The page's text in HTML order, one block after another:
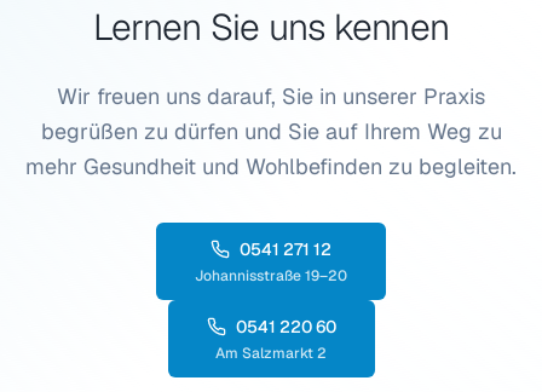
Lernen Sie uns kennen
Wir freuen uns darauf, Sie in unserer Praxis
begrüßen zu dürfen und Sie auf Ihrem Weg zu
mehr Gesundheit und Wohlbefinden zu begleiten.
0541 271 12
Johannisstraße 19–20
0541 220 60
Am Salzmarkt 2